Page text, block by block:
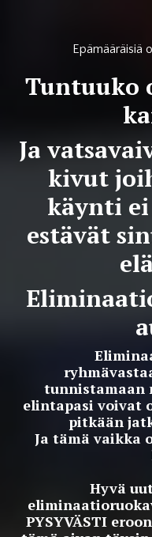
Epämääräisiä
Tuntuuko
Ja
kivut
käynti
estävät
tunnistamaan
elintapasi voivat
pitkään
Ja tämä vaikka
Hyvä
PYSYVÄSTI